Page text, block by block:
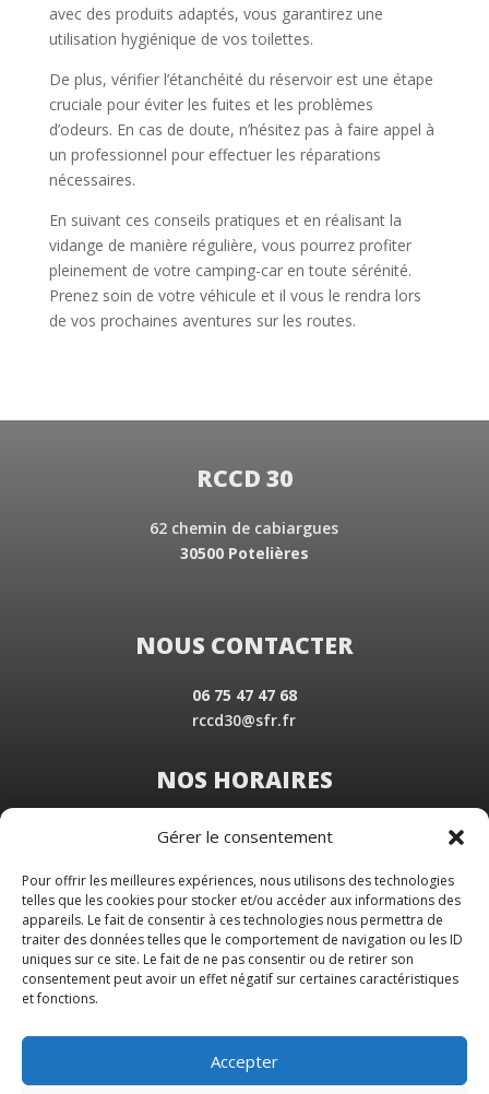
Gérer le consentement
Pour offrir les meilleures expériences, nous utilisons des technologies
telles que les cookies pour stocker et/ou accéder aux informations des
appareils. Le fait de consentir à ces technologies nous permettra de
traiter des données telles que le comportement de navigation ou les ID
uniques sur ce site. Le fait de ne pas consentir ou de retirer son
consentement peut avoir un effet négatif sur certaines caractéristiques
et fonctions.
Accepter
avec des produits adaptés, vous garantirez une
utilisation hygiénique de vos toilettes.
De plus, vérifier l’étanchéité du réservoir est une étape
cruciale pour éviter les fuites et les problèmes
d’odeurs. En cas de doute, n’hésitez pas à faire appel à
un professionnel pour effectuer les réparations
nécessaires.
En suivant ces conseils pratiques et en réalisant la
vidange de manière régulière, vous pourrez profiter
pleinement de votre camping-car en toute sérénité.
Prenez soin de votre véhicule et il vous le rendra lors
de vos prochaines aventures sur les routes.
RCCD 30
62 chemin de cabiargues
30500 Potelières
NOUS CONTACTER
06 75 47 47 68
rccd30@sfr.fr
NOS HORAIRES
Du Lundi au Vendredi
Samedi sur rendez-vous